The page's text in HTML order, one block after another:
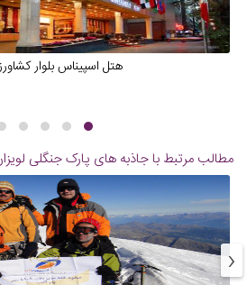
هتل اسپیناس بلوار
مطالب مرتبط با جاذبه های پارک جنگلی
‹